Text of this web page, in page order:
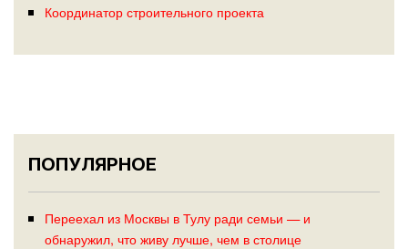
Координатор строительного проекта
ПОПУЛЯРНОЕ
Переехал из Москвы в Тулу ради семьи — и
обнаружил, что живу лучше, чем в столице